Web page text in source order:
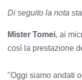
Di seguito la nota
Mister Tomei, ai
così la prestazione
"Oggi siamo andati